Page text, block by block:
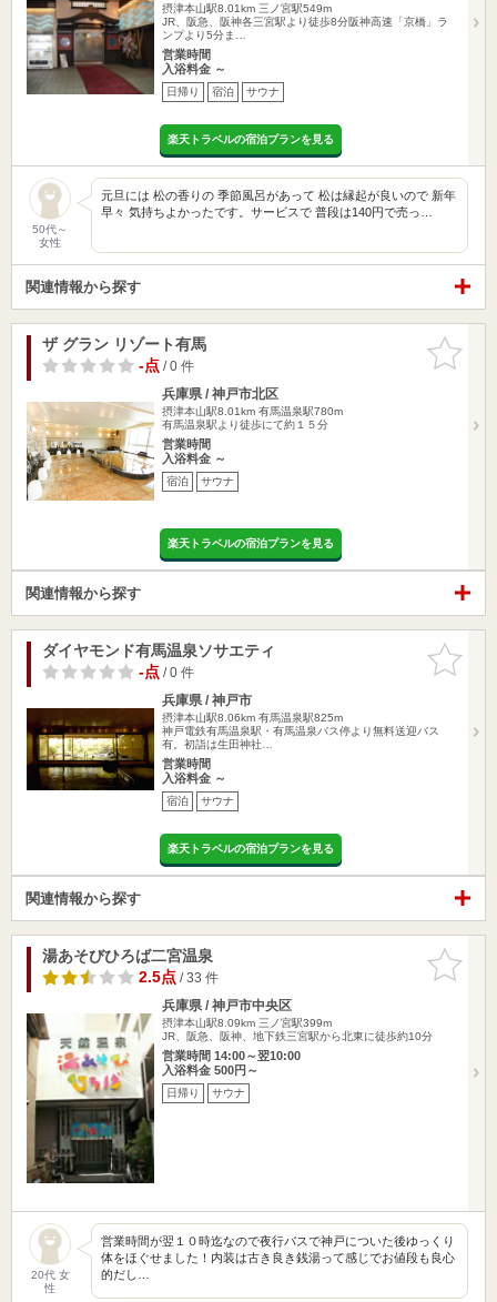
摂津本山駅8.01km 三ノ宮駅549m
JR、阪急、阪神各三宮駅より徒歩8分阪神高速「京橋」ラ
ンプより5分ま…
営業時間
入浴料金 ～
日帰り 宿泊 サウナ
楽天トラベルの宿泊プランを見る
50代～
女性
元旦には 松の香りの 季節風呂があって 松は縁起が良いので 新年
早々 気持ちよかったです。サービスで 普段は140円で売っ…
関連情報から探す
お気に入
りに追加
ザ グラン リゾート有馬
-点/ 0 件
兵庫県 / 神戸市北区
摂津本山駅8.01km 有馬温泉駅780m
有馬温泉駅より徒歩にて約１５分
営業時間
入浴料金 ～
宿泊 サウナ
楽天トラベルの宿泊プランを見る
関連情報から探す
お気に入
りに追加
ダイヤモンド有馬温泉ソサエティ
-点/ 0 件
兵庫県 / 神戸市
摂津本山駅8.06km 有馬温泉駅825m
神戸電鉄有馬温泉駅・有馬温泉バス停より無料送迎バス
有。初詣は生田神社…
営業時間
入浴料金 ～
宿泊 サウナ
楽天トラベルの宿泊プランを見る
関連情報から探す
お気に入
りに追加
湯あそびひろば二宮温泉
2.5点/ 33 件
兵庫県 / 神戸市中央区
摂津本山駅8.09km 三ノ宮駅399m
JR、阪急、阪神、地下鉄三宮駅から北東に徒歩約10分
営業時間 14:00～翌10:00
入浴料金 500円～
日帰り サウナ
20代 女
性
営業時間が翌１０時迄なので夜行バスで神戸についた後ゆっくり
体をほぐせました！内装は古き良き銭湯って感じでお値段も良心
的だし…